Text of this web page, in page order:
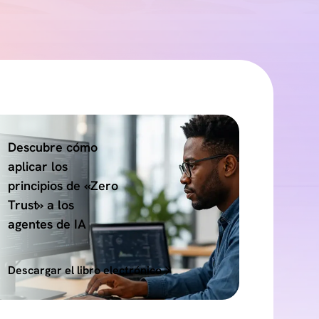
Descubre cómo
aplicar los
principios de «Zero
Trust» a los
agentes de IA
Descargar el libro electrónico